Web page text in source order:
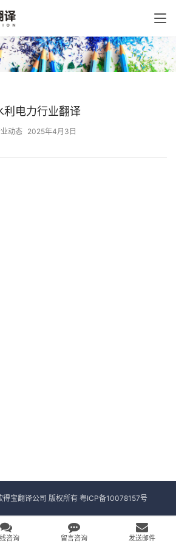
利电力行业翻译
动态 2025年4月3日
宝翻译公司 版权所有 粤ICP备10078157号
咨询 留言咨询 发送邮件